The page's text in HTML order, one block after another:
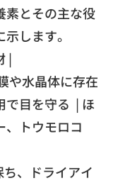
素とその主な役
します。
|
や水晶体に存在
で目を守る | ほ
、トウモロコ
、ドライアイ